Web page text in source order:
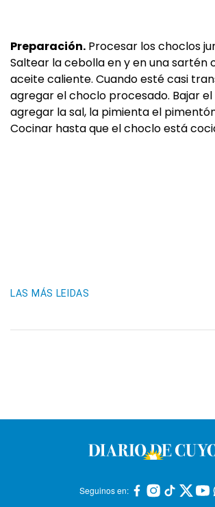
Preparación. Procesar los choclos
Saltear la cebolla en y en una sartén
aceite caliente. Cuando esté casi
agregar el choclo procesado. Bajar
agregar la sal, la pimienta el
Cocinar hasta que el choclo está
LAS MÁS LEIDAS
Seguinos en: